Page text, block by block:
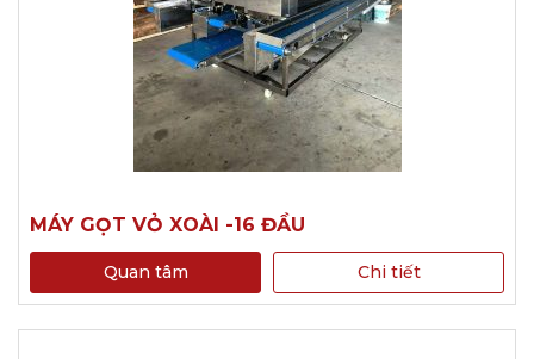
MÁY GỌT VỎ XOÀI -16 ĐẦU
Quan tâm Chi tiết